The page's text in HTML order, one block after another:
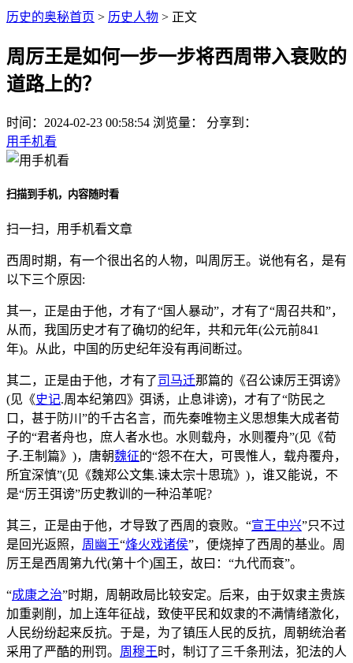
历史的奥秘首页 > 历史人物 > 正文
周厉王是如何一步一步将西周带入衰败的
道路上的？
时间： 2024-02-23 00:58:54 浏览量：
分享到：
用手机看
扫描到手机，内容随时看
扫一扫，用手机看文章
西周时期，有一个很出名的人物，叫周厉王。说他有名，是有
以下三个原因:
其一，正是由于他，才有了“国人暴动”，才有了“周召共和”，
从而，我国历史才有了确切的纪年，共和元年(公元前841
年)。从此，中国的历史纪年没有再间断过。
其二，正是由于他，才有了司马迁那篇的《召公谏厉王弭谤》
(见《史记.周本纪第四》弭诱，止息诽谤)，才有了“防民之
口，甚于防川”的千古名言，而先秦唯物主义思想集大成者荀
子的“君者舟也，庶人者水也。水则载舟，水则覆舟”(见《荀
子.王制篇》)，唐朝魏征的“怨不在大，可畏惟人，载舟覆舟，
所宜深慎”(见《魏郑公文集.谏太宗十思琉》)，谁又能说，不
是“厉王弭谤”历史教训的一种沿革呢?
其三，正是由于他，才导致了西周的衰败。“宣王中兴”只不过
是回光返照， 周幽王“烽火戏诸侯”，便烧掉了西周的基业。周
厉王是西周第九代(第十个)国王，故曰：“九代而衰”。
“成康之治”时期，周朝政局比较安定。后来，由于奴隶主贵族
加重剥削，加上连年征战，致使平民和奴隶的不满情绪激化，
人民纷纷起来反抗。于是，为了镇压人民的反抗，周朝统治者
采用了严酷的刑罚。 周穆王 时，制订了三千条刑法，犯法的人